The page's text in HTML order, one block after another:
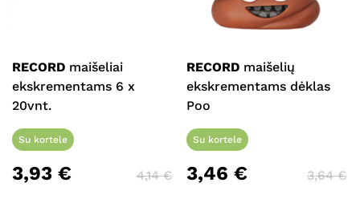
RECORD maišeliai
ekskrementams 6 x
20vnt.
Su kortele
3,93 € 4,14€
RECORD maišelių
ekskrementams dėklas
Poo
Su kortele
3,46€ 3,64€